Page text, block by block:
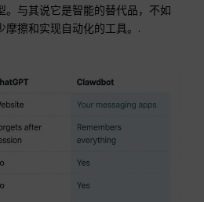
。与其说它是智能的替代品，不如
摩擦和实现自动化的工具。.